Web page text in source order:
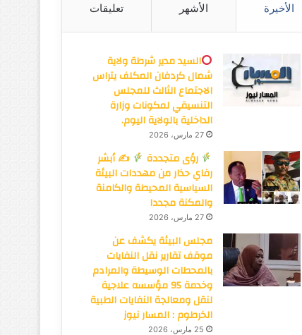
الأخيرة الأشهر تعليقات
السيد مدير شرطة ولاية
شمال كردفان المكلف يتراس
الاجتماع الثالث للمجلس
التنسيقي لمكونات وزارة
الداخلية بالولاية اليوم.
27 مارس، 2026
رؤى متجددة ✍أبشر
رفاي حذار من مهددات البيئة
السياسية المحيطة والكامنة
والمكنة مجددا
27 مارس، 2026
مجلس البيئة يكشف عن
موقف تقارير نقل النفايات
بالمحطات الوسيطة والمرادم
وخدمة 95 مؤسسه علاجية
لنقل ومعالجة النفايات الطبية
الخرطوم : المسار نيوز
25 مارس، 2026